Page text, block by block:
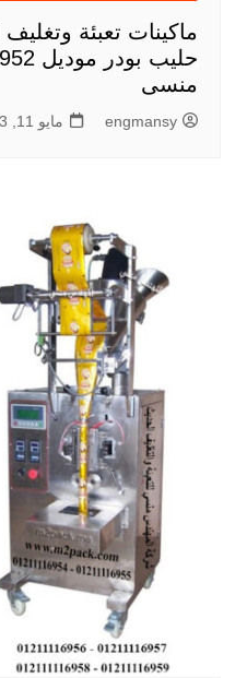
ماكينات تعبئة
منسى
engmansy مايو 11, 2023